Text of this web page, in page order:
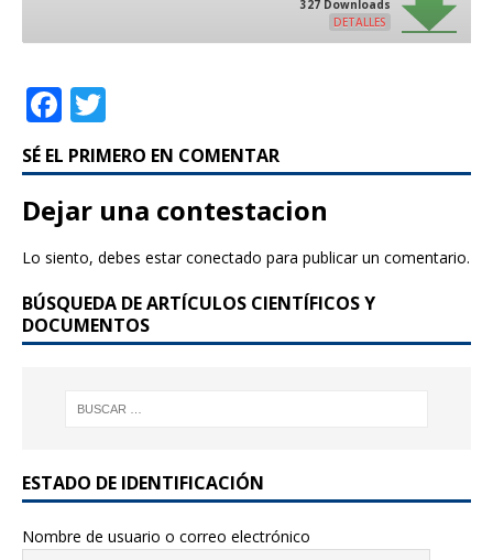
327 Downloads
DETALLES
F
a
c
e
b
o
k
w
it
te
r
SÉ EL PRIMERO EN COMENTAR
Dejar una contestacion
Lo siento, debes estarconectado para publicar un comentario.
BÚSQUEDA DE ARTÍCULOS CIENTÍFICOS Y
DOCUMENTOS
ESTADO DE IDENTIFICACIÓN
Nombre de usuario o correo electrónico